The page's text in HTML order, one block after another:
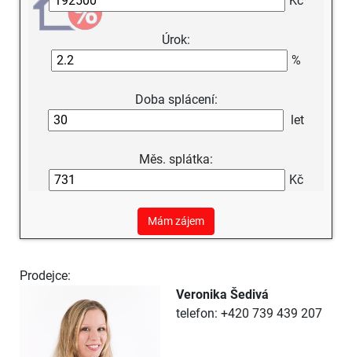
Úrok:
%
Doba splácení:
let
Měs. splátka:
Kč
Mám zájem
Prodejce:
Veronika Šedivá
telefon: +420 739 439 207